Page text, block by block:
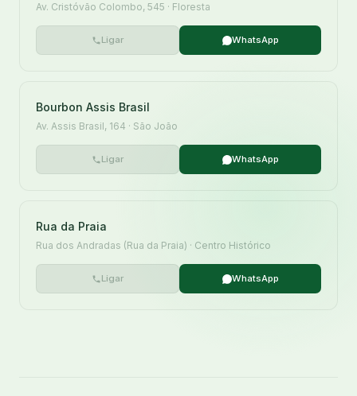
Av. Cristóvão Colombo, 545 · Floresta
Ligar WhatsApp
Bourbon Assis Brasil
Av. Assis Brasil, 164 · São João
Ligar WhatsApp
Rua da Praia
Rua dos Andradas (Rua da Praia) · Centro Histórico
Ligar WhatsApp